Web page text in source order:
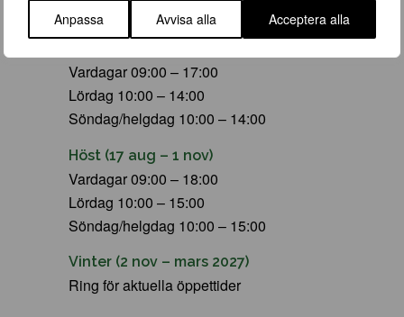
Anpassa Avvisa alla Acceptera alla
Söndag/helgdag 10:00 – 16:00
Vardagar 09:00 – 17:00
Lördag 10:00 – 14:00
Söndag/helgdag 10:00 – 14:00
Höst (17 aug – 1 nov)
Vardagar 09:00 – 18:00
Lördag 10:00 – 15:00
Söndag/helgdag 10:00 – 15:00
Vinter (2 nov – mars 2027)
Ring för aktuella öppettider